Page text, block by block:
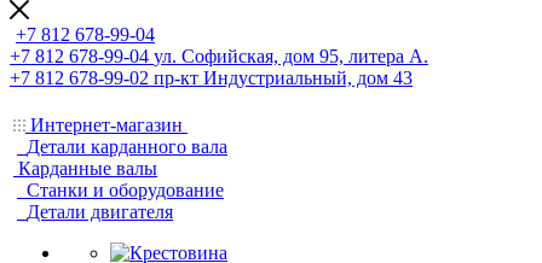
+7 812 678-99-04
+7 812 678-99-04 ул. Софийская, дом 95, литера А.
+7 812 678-99-02 пр-кт Индустриальный, дом 43
Интернет-магазин
Детали карданного вала
Карданные валы
Станки и оборудование
Детали двигателя